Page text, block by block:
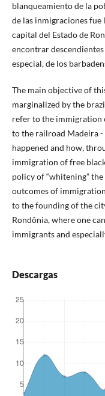
blanqueamiento de la
de las inmigraciones
ca­pital del Estado de
encontrar
especial, de los
The main objective of
marginalized by the
refer to the immigration
to the railroad Madeira -
happened and how,
immigration of free
policy of “whitening”
outcomes of
to the founding of the
Rondônia, where one
immigrants and
Descargas